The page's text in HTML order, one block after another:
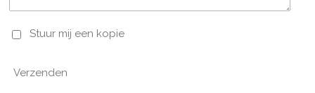
Stuur mij een kopie
Verzenden